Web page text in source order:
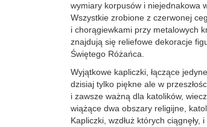
wymiary korpusów i niejednakowa
Wszystkie zrobione z czerwonej
i chorągiewkami przy metalowych
znajdują się reliefowe dekoracje
Świętego Różańca.
Wyjątkowe kapliczki, łączące
dzisiaj tylko piękne ale w
i zawsze ważną dla katolików,
wiążące dwa obszary religijne,
Kapliczki, wzdłuż których